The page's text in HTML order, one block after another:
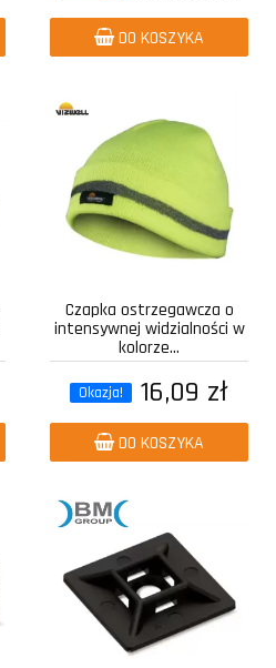
DO KOSZYKA
Czapka ostrzegawcza o
intensywnej widzialności w
kolorze...
Okazja! 16,09 zł
DO KOSZYKA